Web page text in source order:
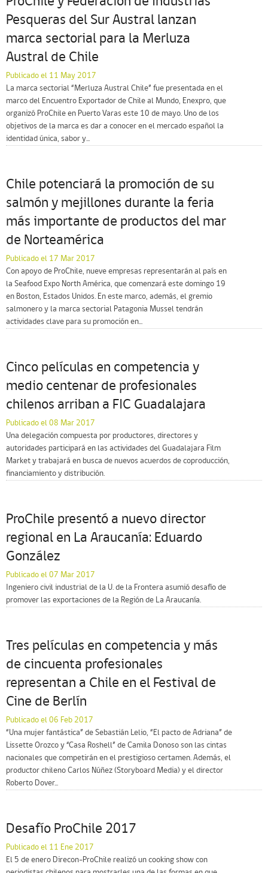
Pesqueras del Sur Austral lanzan
marca sectorial para la Merluza
Austral de Chile
Publicado el 11 May 2017
La marca sectorial “Merluza Austral Chile” fue presentada en el
marco del Encuentro Exportador de Chile al Mundo, Enexpro, que
organizó ProChile en Puerto Varas este 10 de mayo. Uno de los
objetivos de la marca es dar a conocer en el mercado español la
identidad única, sabor y...
Chile potenciará la promoción de su
salmón y mejillones durante la feria
más importante de productos del mar
de Norteamérica
Publicado el 17 Mar 2017
Con apoyo de ProChile, nueve empresas representarán al país en
la Seafood Expo North América, que comenzará este domingo 19
en Boston, Estados Unidos. En este marco, además, el gremio
salmonero y la marca sectorial Patagonia Mussel tendrán
actividades clave para su promoción en...
Cinco películas en competencia y
medio centenar de profesionales
chilenos arriban a FIC Guadalajara
Publicado el 08 Mar 2017
Una delegación compuesta por productores, directores y
autoridades participará en las actividades del Guadalajara Film
Market y trabajará en busca de nuevos acuerdos de coproducción,
financiamiento y distribución.
ProChile presentó a nuevo director
regional en La Araucanía: Eduardo
González
Publicado el 07 Mar 2017
Ingeniero civil industrial de la U. de la Frontera asumió desafío de
promover las exportaciones de la Región de La Araucanía.
Tres películas en competencia y más
de cincuenta profesionales
representan a Chile en el Festival de
Cine de Berlín
Publicado el 06 Feb 2017
“Una mujer fantástica” de Sebastián Lelio, “El pacto de Adriana” de
Lissette Orozco y “Casa Roshell” de Camila Donoso son las cintas
nacionales que competirán en el prestigioso certamen. Además, el
productor chileno Carlos Núñez (Storyboard Media) y el director
Roberto Dover...
Desafío ProChile 2017
Publicado el 11 Ene 2017
El 5 de enero Direcon-ProChile realizó un cooking show con